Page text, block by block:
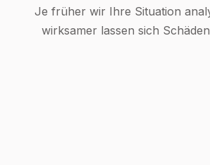
Je früher wir Ihre Situation
wirksamer lassen sich